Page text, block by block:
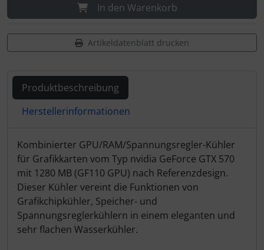
In den Warenkorb
Artikeldatenblatt drucken
Produktbeschreibung
Herstellerinformationen
Produktbeschreibung
Kombinierter GPU/RAM/Spannungsregler-Kühler
für Grafikkarten vom Typ nvidia GeForce GTX 570
mit 1280 MB (GF110 GPU) nach Referenzdesign.
Dieser Kühler vereint die Funktionen von
Grafikchipkühler, Speicher- und
Spannungsreglerkühlern in einem eleganten und
sehr flachen Wasserkühler.